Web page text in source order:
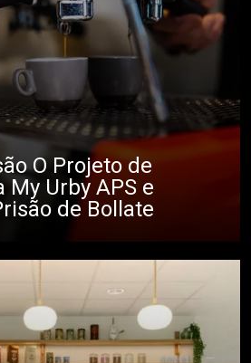
O Projeto de
My Urby APS e
de Bollate